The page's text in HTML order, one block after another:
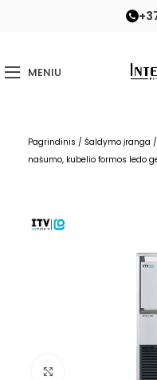
MENIU
Pagrindinis / Šaldymo įranga /
našumo, kubelio formos ledo
Nuotraukos